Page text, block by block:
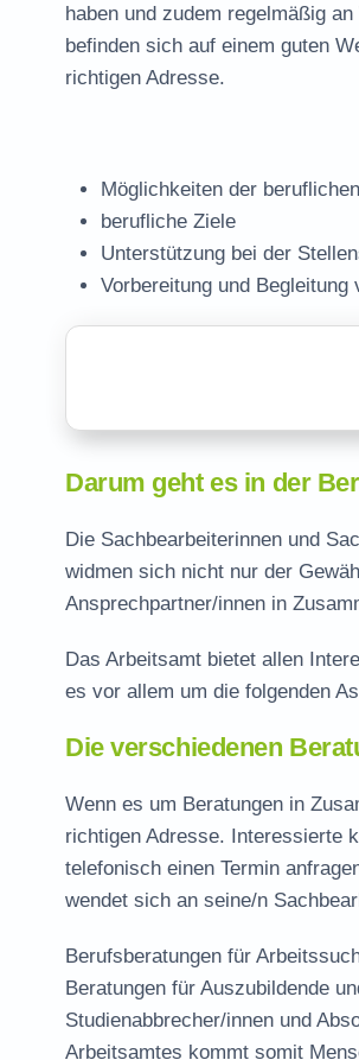
haben und zudem regelmäßig
befinden sich auf einem guten
richtigen Adresse.
Möglichkeiten der
berufliche Ziele
Unterstützung bei der
Vorbereitung und Begleitung
Darum geht es in der
Die Sachbearbeiterinnen und
widmen sich nicht nur der
Ansprechpartner/innen in
Das Arbeitsamt bietet allen
es vor allem um die folgenden
Die verschiedenen
Wenn es um Beratungen in
richtigen Adresse. Interessierte
telefonisch einen Termin
wendet sich an seine/n
Berufsberatungen für
Beratungen für Auszubildende
Studienabbrecher/innen und
Arbeitsamtes kommt somit